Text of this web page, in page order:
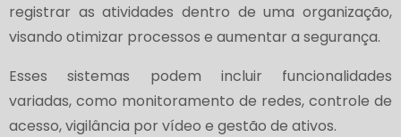
registrar as atividades dentro de uma organização,
visando otimizar processos e aumentar a segurança.
Esses sistemas podem incluir funcionalidades
variadas, como monitoramento de redes, controle de
acesso, vigilância por vídeo e gestão de ativos.